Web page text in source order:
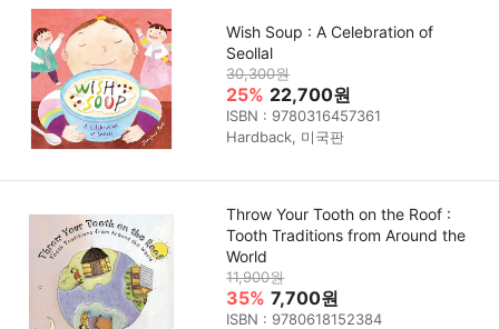
Wish Soup : A Celebration of
Seollal
30,300원
25% 22,700원
ISBN : 9780316457361
Hardback, 미국판
Throw Your Tooth on the Roof :
Tooth Traditions from Around the
World
11,900원
35% 7,700원
ISBN : 9780618152384